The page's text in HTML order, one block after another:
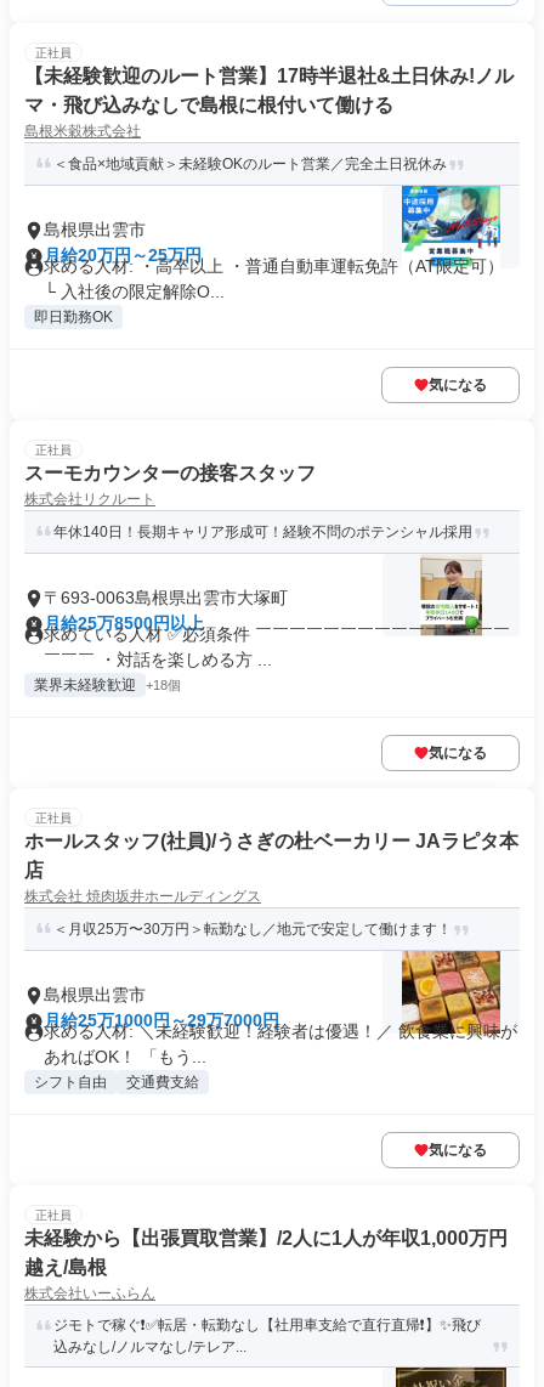
正社員
【未経験歓迎のルート営業】17時半退社&土日休み!ノル
マ・飛び込みなしで島根に根付いて働ける
島根米穀株式会社
＜食品×地域貢献＞未経験OKのルート営業／完全土日祝休み
島根県出雲市
月給20万円～25万円
求める人材: ・高卒以上 ・普通自動車運転免許（AT限定可）
└ 入社後の限定解除O...
即日勤務OK
気になる
正社員
スーモカウンターの接客スタッフ
株式会社リクルート
年休140日！長期キャリア形成可！経験不問のポテンシャル採用
〒693-0063島根県出雲市大塚町
月給25万8500円以上
求めている人材 ✅必須条件 ￣￣￣￣￣￣￣￣￣￣￣￣￣￣￣
￣￣￣ ・対話を楽しめる方 ...
業界未経験歓迎 +18個
気になる
正社員
ホールスタッフ(社員)/うさぎの杜ベーカリー JAラピタ本
店
株式会社 焼肉坂井ホールディングス
＜月収25万〜30万円＞転勤なし／地元で安定して働けます！
島根県出雲市
月給25万1000円～29万7000円
求める人材: ＼未経験歓迎！経験者は優遇！／ 飲食業に興味が
あればOK！ 「もう...
シフト自由 交通費支給
気になる
正社員
未経験から【出張買取営業】/2人に1人が年収1,000万円
越え/島根
株式会社いーふらん
ジモトで稼ぐ❗✅転居・転勤なし【社用車支給で直行直帰❗】✨飛び
込みなし/ノルマなし/テレア...